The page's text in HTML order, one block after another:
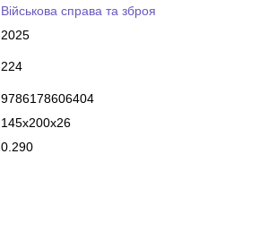
Військова справа та зброя
2025
224
9786178606404
145x200x26
0.290